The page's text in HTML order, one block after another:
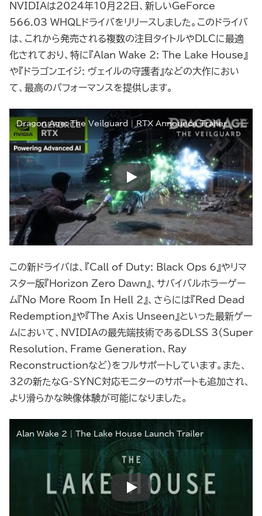
NVIDIAは2024年10月22日、新しいGeForce
566.03 WHQLドライバをリリースしました。このドライバ
は、これから発売される複数の注目タイトルやDLCに最適
化されており、特に『Alan Wake 2: The Lake House』
や『ドラゴンエイジ: ヴェイルの守護者』などの大作におい
て、最高のパフォーマンスを提供します。
Dragon Age: The Veilguard | RTX Announce Trailer
この新ドライバは、『Call of Duty: Black Ops 6』やリマ
スター版『Horizon Zero Dawn』、サバイバルホラーゲー
ム『No More Room In Hell 2』、さらには『Red Dead
Redemption』や『The Axis Unseen』といった最新ゲー
ムにおいて、NVIDIAの最先端技術であるDLSS 3（Super
Resolution、Frame Generation、Ray
Reconstructionなど）をフルサポートしています。また、
32の新たなG-SYNC対応モニターのサポートも追加され、
より滑らかな映像体験が可能になりました。
Alan Wake 2 | The Lake House Launch Trailer